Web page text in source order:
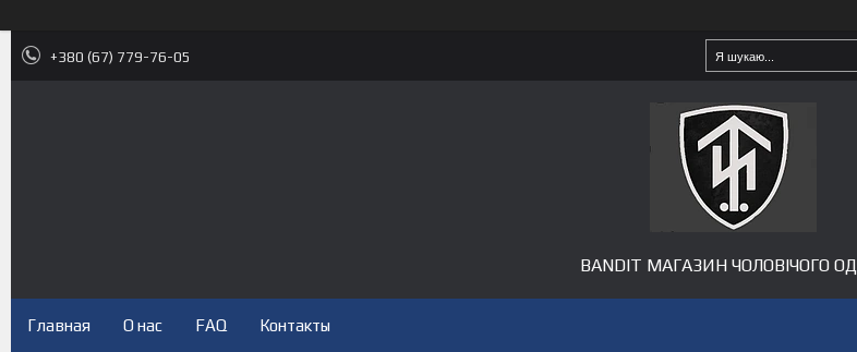
+380 (67) 779-76-05
BANDIT МАГАЗИН ЧОЛОВІЧОГО
Главная О нас FAQ Контакты